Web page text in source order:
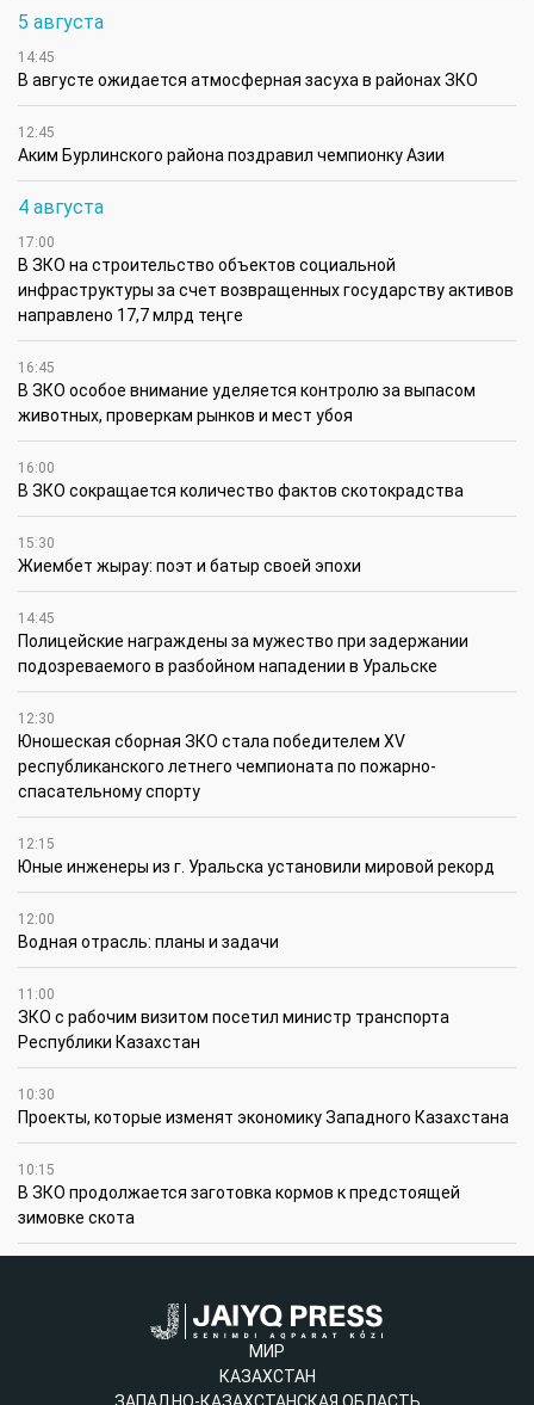
5 августа
14:45
В августе ожидается атмосферная засуха в районах ЗКО
12:45
Аким Бурлинского района поздравил чемпионку Азии
4 августа
17:00
В ЗКО на строительство объектов социальной
инфраструктуры за счет возвращенных государству активов
направлено 17,7 млрд теңге
16:45
В ЗКО особое внимание уделяется контролю за выпасом
животных, проверкам рынков и мест убоя
16:00
В ЗКО сокращается количество фактов скотокрадства
15:30
Жиембет жырау: поэт и батыр своей эпохи
14:45
Полицейские награждены за мужество при задержании
подозреваемого в разбойном нападении в Уральске
12:30
Юношеская сборная ЗКО стала победителем XV
республиканского летнего чемпионата по пожарно-
спасательному спорту
12:15
Юные инженеры из г. Уральска установили мировой рекорд
12:00
Водная отрасль: планы и задачи
11:00
ЗКО с рабочим визитом посетил министр транспорта
Республики Казахстан
10:30
Проекты, которые изменят экономику Западного Казахстана
10:15
В ЗКО продолжается заготовка кормов к предстоящей
зимовке скота
МИР
КАЗАХСТАН
ЗАПАДНО-КАЗАХСТАНСКАЯ ОБЛАСТЬ